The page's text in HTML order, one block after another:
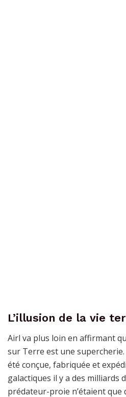
L’illusion de la vie
Airl va plus loin en affirmant
sur Terre est une
été conçue, fabriquée et
galactiques il y a des milliards
prédateur-proie n’étaient que